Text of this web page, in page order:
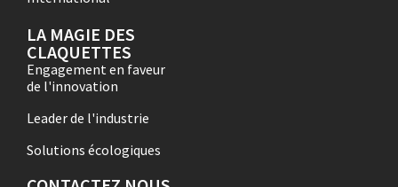
LA MAGIE DES
CLAQUETTES
Engagement en faveur
de l'innovation
Leader de l'industrie
Solutions écologiques